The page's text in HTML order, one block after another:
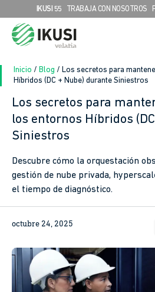
IKUSI 55 TRABAJA CON NOSOTROS
Search
for:
Inicio / Blog / Los secretos para
Híbridos (DC + Nube) durante Siniestros
Los secretos para
los entornos Híbridos
Siniestros
Descubre cómo la orquestación
gestión de nube privada,
el tiempo de diagnóstico.
octubre 24, 2025